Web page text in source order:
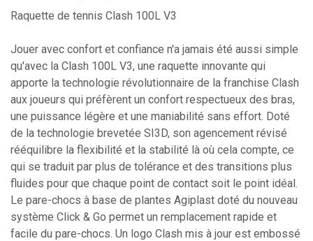
Raquette de tennis Clash 100L V3
Jouer avec confort et confiance n'a jamais été aussi simple
qu'avec la Clash 100L V3, une raquette innovante qui
apporte la technologie révolutionnaire de la franchise Clash
aux joueurs qui préfèrent un confort respectueux des bras,
une puissance légère et une maniabilité sans effort. Doté
de la technologie brevetée SI3D, son agencement révisé
rééquilibre la flexibilité et la stabilité là où cela compte, ce
qui se traduit par plus de tolérance et des transitions plus
fluides pour que chaque point de contact soit le point idéal.
Le pare-chocs à base de plantes Agiplast doté du nouveau
système Click & Go permet un remplacement rapide et
facile du pare-chocs. Un logo Clash mis à jour est embossé